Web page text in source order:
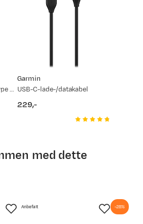
28. jun. 11. jul.
Usb-Kabel – Type C Til Type C (0,5 M)
Garmin
USB-C-lade-/datakabel
229,-
med dette
Anbefalt -28%